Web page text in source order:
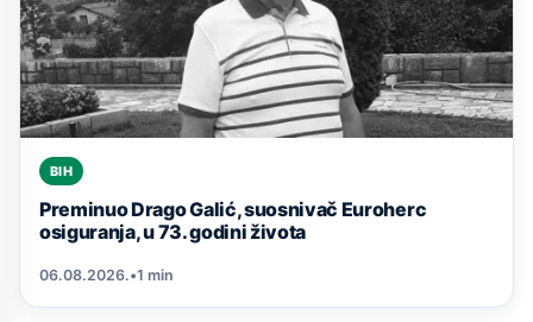
BIH
Preminuo Drago Galić, suosnivač Euroherc
osiguranja, u 73. godini života
06.08.2026.•1 min